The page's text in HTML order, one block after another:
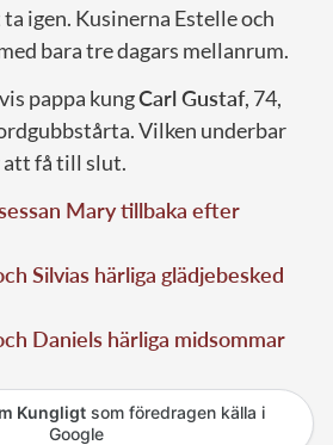
igen. Kusinerna Estelle och
bara tre dagars mellanrum.
pappa kungCarl Gustaf, 74,
Vilken underbar
att få till slut.
Mary tillbaka efter
Silvias härliga glädjebesked
Daniels härliga midsommar
Kungligtsom föredragen källa i
Google